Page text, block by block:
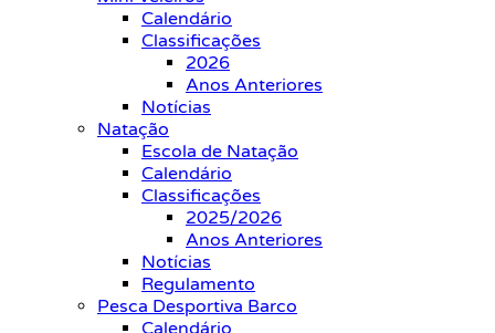
Calendário
Classificações
2026
Anos Anteriores
Notícias
Natação
Escola de Natação
Calendário
Classificações
2025/2026
Anos Anteriores
Notícias
Regulamento
Pesca Desportiva Barco
Calendário